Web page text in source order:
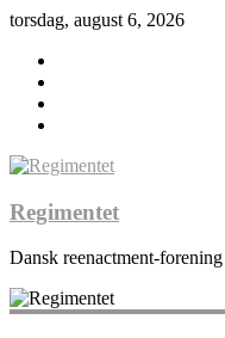
torsdag, august 6, 2026
Regimentet
Dansk reenactment-forening